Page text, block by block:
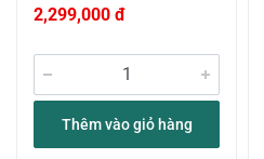
2,299,000 đ
Thêm vào giỏ hàng